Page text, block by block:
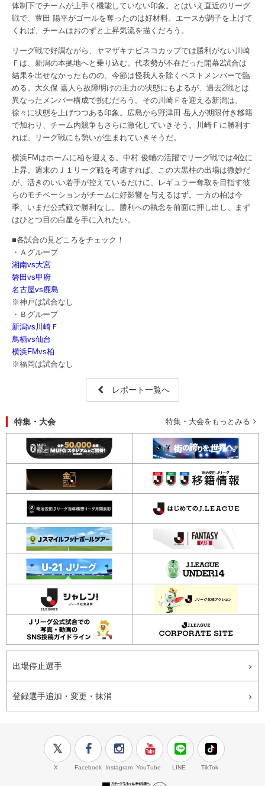
体制下でチームが上手く機能していない印象。とはいえ直近のリーグ
戦で、豊田 陽平がゴールを奪ったのは好材料。エースが調子を上げて
くれば、チームはおのずと上昇気流を描くだろう。
リーグ戦で好調ながら、ヤマザキナビスコカップでは勝利がない川崎
Ｆは、新潟の本拠地へと乗り込む。代表勢が不在だった開幕2試合は
結果を出せなかったものの、今節は怪我人を除くベストメンバーで臨
める。大久保 嘉人ら故障明けの主力の状態にもよるが、過去2戦とは
異なったメンバー構成で挑むだろう。その川崎Ｆを迎える新潟は、
徐々に状態を上げつつある印象。広島から野津田 岳人が期限付き移籍
で加わり、チーム内競争もさらに激化していきそう。川崎Ｆに勝利す
れば、リーグ戦にも勢いが生まれていきそうだ。
横浜FMはホームに柏を迎える。中村 俊輔の活躍でリーグ戦では4位に
上昇。週末のＪ１リーグ戦を考慮すれば、この大黒柱の出場は微妙だ
が、活きのいい若手が控えているだけに、レギュラー奪取を目指す彼
らのモチベーションがチームに好影響を与えるはず。一方の柏は今
季、いまだ公式戦で勝利なし。勝利への執念を前面に押し出し、まず
はひとつ目の白星を手に入れたい。
■各試合の見どころをチェック！
・Ａグループ
湘南vs大宮
磐田vs甲府
名古屋vs鹿島
※神戸は試合なし
・Ｂグループ
新潟vs川崎Ｆ
鳥栖vs仙台
横浜FMvs柏
※福岡は試合なし
レポート一覧へ
特集・大会 特集・大会をもっとみる
出場停止選手
登録選手追加・変更・抹消
X Facebook Instagram YouTube LINE TikTok